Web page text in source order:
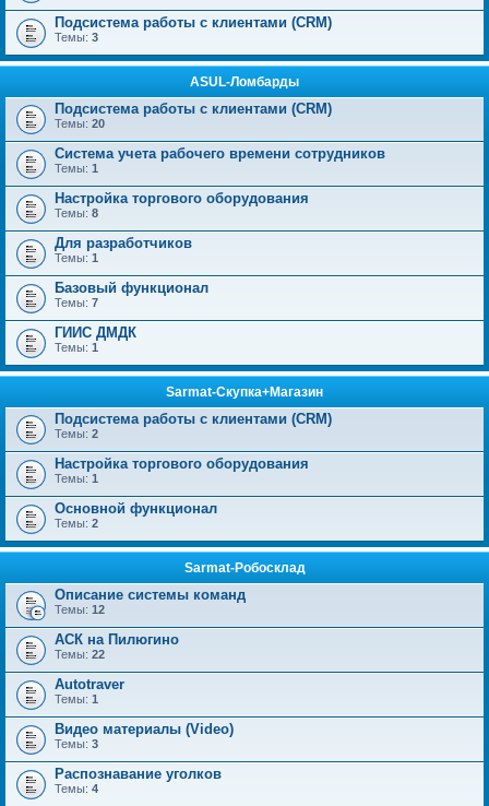
Подсистема работы с клиентами (CRM)
Темы: 3
ASUL-Ломбарды
Подсистема работы с клиентами (CRM)
Темы: 20
Система учета рабочего времени сотрудников
Темы: 1
Настройка торгового оборудования
Темы: 8
Для разработчиков
Темы: 1
Базовый функционал
Темы: 7
ГИИС ДМДК
Темы: 1
Sarmat-Скупка+Магазин
Подсистема работы с клиентами (CRM)
Темы: 2
Настройка торгового оборудования
Темы: 1
Основной функционал
Темы: 2
Sarmat-Робосклад
Описание системы команд
Темы: 12
АСК на Пилюгино
Темы: 22
Autotraver
Темы: 1
Видео материалы (Video)
Темы: 3
Распознавание уголков
Темы: 4